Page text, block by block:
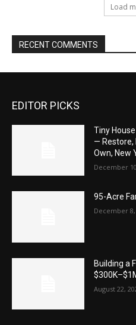
Load
RECENT COMMENTS
EDITOR PICKS
Tiny
— Restore,
Own, New
December
95-Acre
December 8,
Building a
August 22,